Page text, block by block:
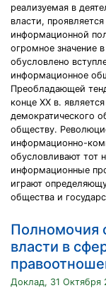
реализуемая в
власти,
информационной
огромное значение
обусловлено
информационное
Преобладающей
конце XX в.
демократического
обществу.
информационно-
обусловливают тот
информационные
играют
общества и
Полномочия
власти в
Доклад, 31 Октября